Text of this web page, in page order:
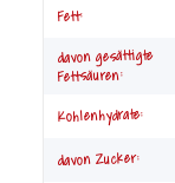
Fett:
davon gesättigte
Fettsäuren:
Kohlenhydrate:
davon Zucker: